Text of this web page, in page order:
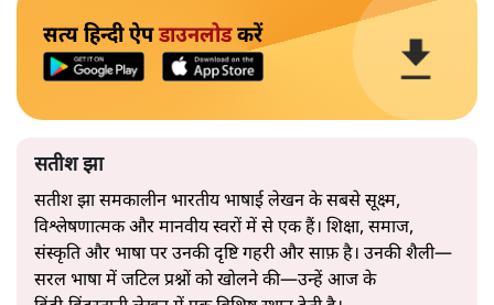
सत्य हिन्दी ऐपडाउनलोडकरें
सतीश झा
सतीश झा समकालीन भारतीय भाषाई लेखन के सबसे सूक्ष्म,
विश्लेषणात्मक और मानवीय स्वरों में से एक हैं। शिक्षा, समाज,
संस्कृति और भाषा पर उनकी दृष्टि गहरी और साफ़ है। उनकी शैली—
सरल भाषा में जटिल प्रश्नों को खोलने की—उन्हें आज के